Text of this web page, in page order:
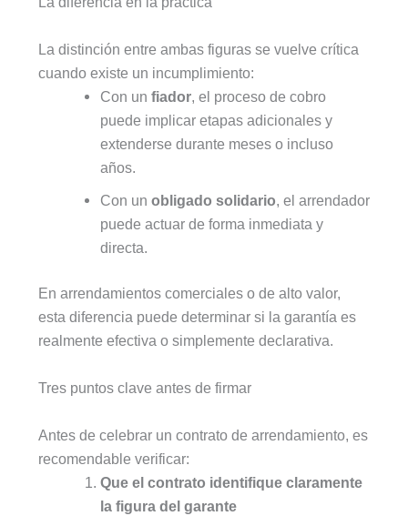
La distinción entre ambas figuras se vuelve crítica
cuando existe un incumplimiento:
Con un fiador, el proceso de cobro
puede implicar etapas adicionales y
extenderse durante meses o incluso
años.
Con un obligado solidario, el arrendador
puede actuar de forma inmediata y
directa.
En arrendamientos comerciales o de alto valor,
esta diferencia puede determinar si la garantía es
realmente efectiva o simplemente declarativa.
Tres puntos clave antes de firmar
Antes de celebrar un contrato de arrendamiento, es
recomendable verificar:
Que el contrato identifique claramente
la figura del garante